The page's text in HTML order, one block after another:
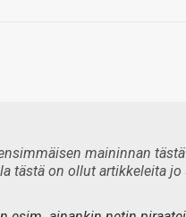
maininnan
tästä on ollut artikkeleita jo